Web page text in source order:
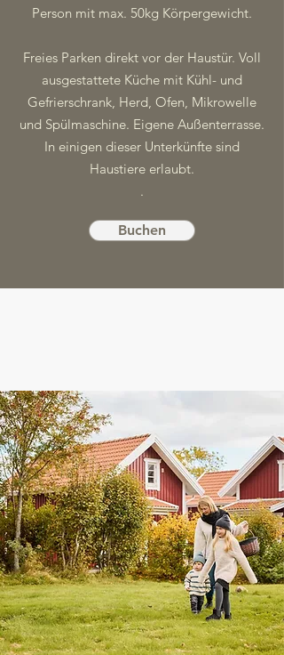
Person mit max. 50kg Körpergewicht.
Freies Parken direkt vor der Haustür. Voll
ausgestattete Küche mit Kühl- und
Gefrierschrank, Herd, Ofen, Mikrowelle
und Spülmaschine. Eigene Außenterrasse.
In einigen dieser Unterkünfte sind
Haustiere erlaubt.
.
Buchen